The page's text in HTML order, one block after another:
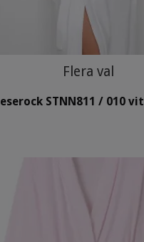
Flera val
STNN811 / 010 vit